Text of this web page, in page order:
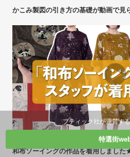
かこみ製図の引き方の基礎が動画で見
和布ソーイングの作品を着用しました
ブティック社が運営す
特選街